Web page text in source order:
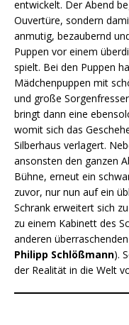
entwickelt. Der Abend
Ouvertüre, sondern
anmutig, bezaubernd
Puppen vor einem
spielt. Bei den Puppen
Mädchenpuppen mit
und große
bringt dann eine
womit sich das
Silberhaus verlagert.
ansonsten den ganzen
Bühne, erneut ein
zuvor, nur nun auf ein
Schrank erweitert sich
zu einem Kabinett des
anderen
Philipp Schlößmann).
der Realität in die Welt